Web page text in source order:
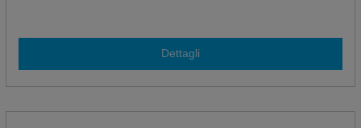
Dettagli